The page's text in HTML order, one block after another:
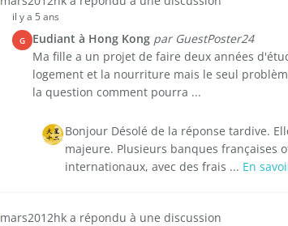
il y a 5 ans
G Eudiant à Hong Kong par GuestPoster24
Ma fille a un projet de faire deux années
logement et la nourriture mais le seul
la question comment pourra ...
Bonjour Désolé de la réponse tardive.
majeure. Plusieurs banques françaises
internationaux, avec des frais ... En
mars2012hk a répondu à une discussion